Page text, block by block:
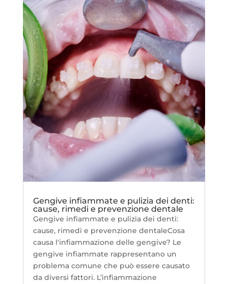
Gengive infiammate e pulizia dei denti:
cause, rimedi e prevenzione dentale
Gengive infiammate e pulizia dei denti:
cause, rimedi e prevenzione dentaleCosa
causa l'infiammazione delle gengive? Le
gengive infiammate rappresentano un
problema comune che può essere causato
da diversi fattori. L’infiammazione